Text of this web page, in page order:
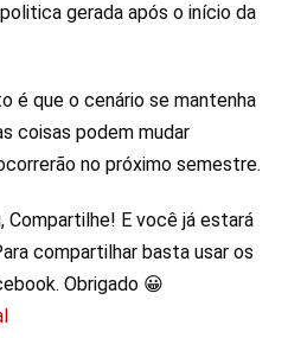
gerada após o início da
é que o cenário se mantenha
coisas podem mudar
no próximo semestre.
Compartilhe! E você já estará
compartilhar basta usar os
Obrigado 😀